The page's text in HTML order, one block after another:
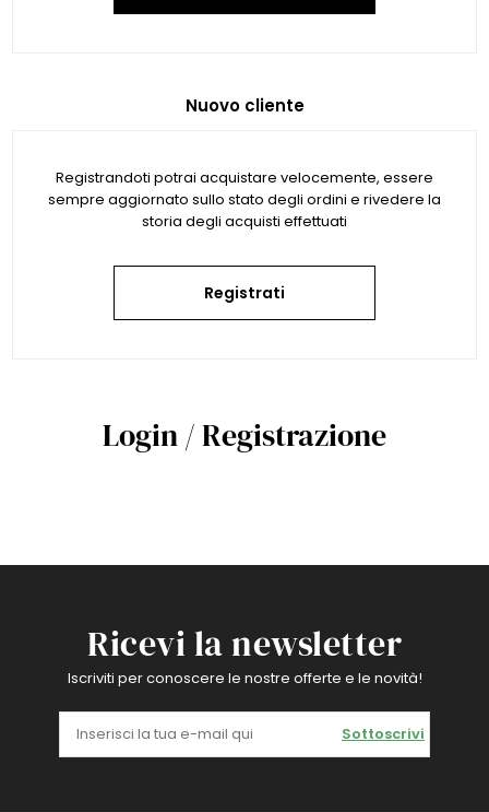
Nuovo cliente
Registrandoti potrai acquistare velocemente, essere
sempre aggiornato sullo stato degli ordini e rivedere la
storia degli acquisti effettuati
Registrati
Login / Registrazione
Ricevi la newsletter
Iscriviti per conoscere le nostre offerte e le novità!
Sottoscrivi